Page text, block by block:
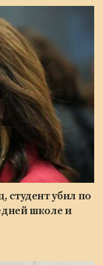
убил по
школе и